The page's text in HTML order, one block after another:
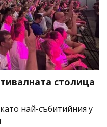
столица
най-събитийния у